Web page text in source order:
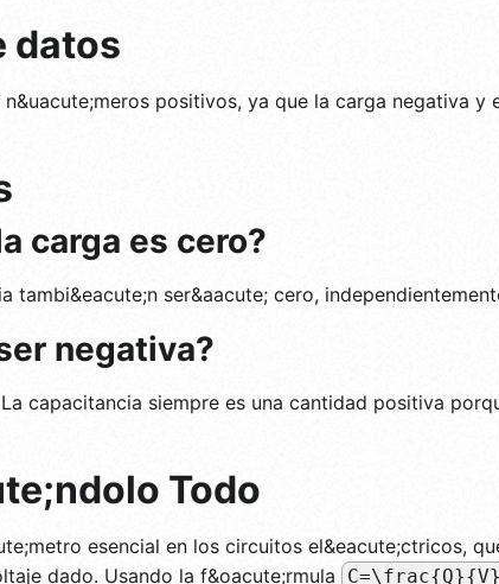
datos
positivos, ya que la carga negativa
carga es cero?
tambi&eacute;n ser&aacute; cero,
negativa?
capacitancia siempre es una cantidad positiva
Todo
esencial en los circuitos el&eacute;ctricos,
dado. Usando la f&oacute;rmula
C=\frac{Q}{V}